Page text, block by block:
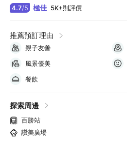
4.7/5 極佳 5K+則評價
推薦預訂理由
親子友善
風景優美
餐飲
探索周邊
百勝站
讚美廣場